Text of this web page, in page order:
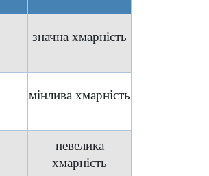
значна хмарність
мінлива хмарність
невелика
хмарність